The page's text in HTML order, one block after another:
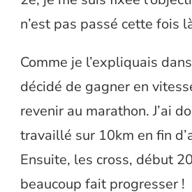
n’est pas passé cette fois
Comme je l’expliquais
décidé de gagner en
revenir au marathon. J’ai
travaillé sur 10km en fin
Ensuite, les cross, début
beaucoup fait progresser !